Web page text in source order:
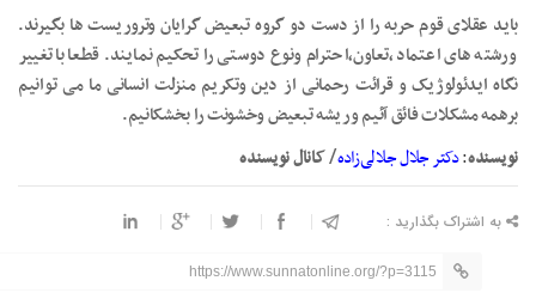
باید عقلای قوم حربه را از دست دو گروه تبعیض گرایان وتروریست ها بگیرند.
ورشته های اعتماد ،تعاون،احترام ونوع دوستی را تحکیم نمایند. قطعا با تغییر
نگاه ایدئولوژیک و قرائت رحمانی از دین وتکریم منزلت انسانی ما می توانیم
برهمه مشکلات فائق آئیم وریشه تبعیض وخشونت را بخشکانیم.
نویسنده:دکتر جلال جلالی‌زاده/کانال نویسنده
به اشتراک بگذارید :
https://www.sunnatonline.org/?p=3115